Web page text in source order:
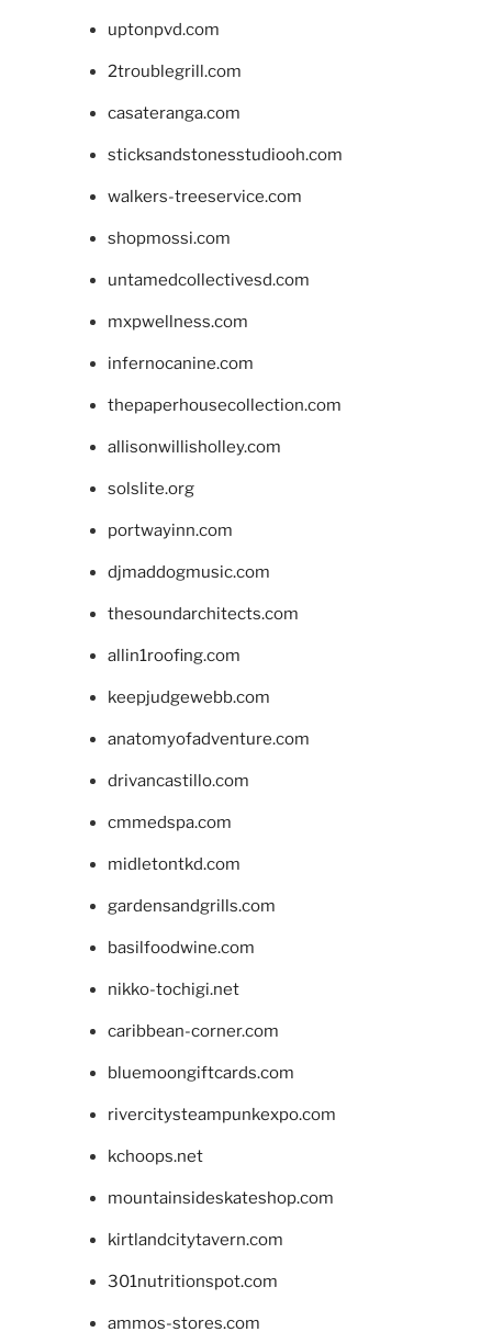
uptonpvd.com
2troublegrill.com
casateranga.com
sticksandstonesstudiooh.com
walkers-treeservice.com
shopmossi.com
untamedcollectivesd.com
mxpwellness.com
infernocanine.com
thepaperhousecollection.com
allisonwillisholley.com
solslite.org
portwayinn.com
djmaddogmusic.com
thesoundarchitects.com
allin1roofing.com
keepjudgewebb.com
anatomyofadventure.com
drivancastillo.com
cmmedspa.com
midletontkd.com
gardensandgrills.com
basilfoodwine.com
nikko-tochigi.net
caribbean-corner.com
bluemoongiftcards.com
rivercitysteampunkexpo.com
kchoops.net
mountainsideskateshop.com
kirtlandcitytavern.com
301nutritionspot.com
ammos-stores.com